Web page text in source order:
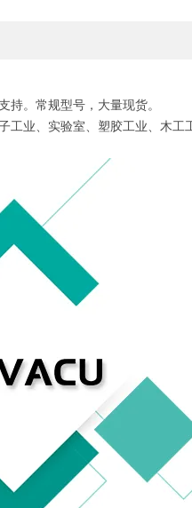
。常规型号，大量现货。
工业、实验室、塑胶工业、木工